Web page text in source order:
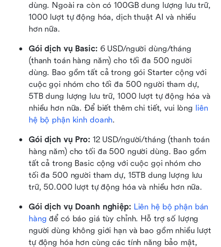
dùng. Ngoài ra còn có 100GB dung lượng lưu trữ,
1000 lượt tự động hóa, dịch thuật AI và nhiều
hơn nữa.
Gói dịch vụ Basic: 6 USD/người dùng/tháng
(thanh toán hàng năm) cho tối đa 500 người
dùng. Bao gồm tất cả trong gói Starter cộng với
cuộc gọi nhóm cho tối đa 500 người tham dự,
5TB dung lượng lưu trữ, 1000 lượt tự động hóa và
nhiều hơn nữa. Để biết thêm chi tiết, vui lòng liên
hệ bộ phận kinh doanh.
Gói dịch vụ Pro: 12 USD/người/tháng (thanh toán
hàng năm) cho tối đa 500 người dùng. Bao gồm
tất cả trong Basic cộng với cuộc gọi nhóm cho
tối đa 500 người tham dự, 15TB dung lượng lưu
trữ, 50.000 lượt tự động hóa và nhiều hơn nữa.
Gói dịch vụ Doanh nghiệp: Liên hệ bộ phận bán
hàng để có báo giá tùy chỉnh. Hỗ trợ số lượng
người dùng không giới hạn và bao gồm nhiều lượt
tự động hóa hơn cùng các tính năng bảo mật,